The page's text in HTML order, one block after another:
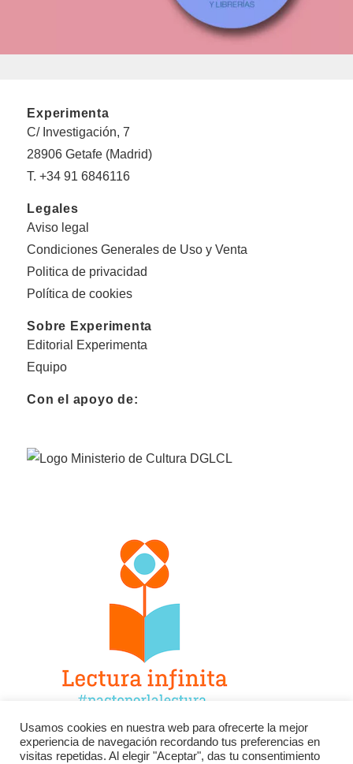
Experimenta
C/ Investigación, 7
28906 Getafe (Madrid)
T. +34 91 6846116
Legales
Aviso legal
Condiciones Generales de Uso y Venta
Politica de privacidad
Política de cookies
Sobre Experimenta
Editorial Experimenta
Equipo
Con el apoyo de:
Facebook Twitter Instagram
Usamos cookies en nuestra web para ofrecerte la mejor
experiencia de navegación recordando tus preferencias en
visitas repetidas. Al elegir "Aceptar", das tu consentimiento